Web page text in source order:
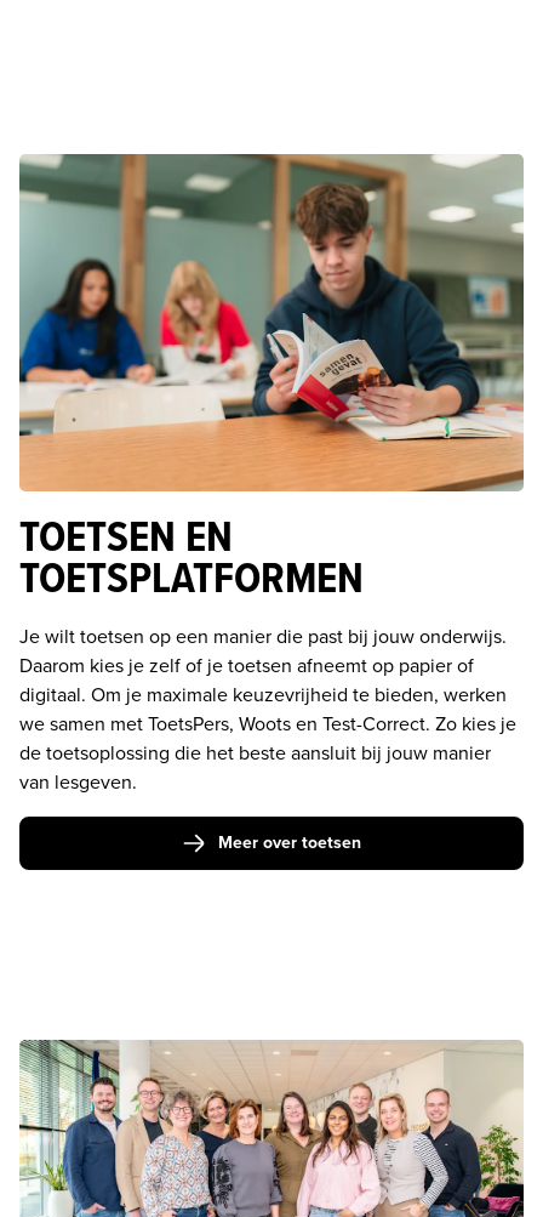
TOETSEN EN
TOETSPLATFORMEN
Je wilt toetsen op een manier die past bij jouw onderwijs.
Daarom kies je zelf of je toetsen afneemt op papier of
digitaal. Om je maximale keuzevrijheid te bieden, werken
we samen met ToetsPers, Woots en Test-Correct. Zo kies je
de toetsoplossing die het beste aansluit bij jouw manier
van lesgeven.
Meer over toetsen